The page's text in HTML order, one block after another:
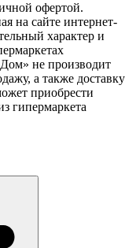
офертой.
на сайте интернет-
характер и
не производит
а также доставку
приобрести
гипермаркета